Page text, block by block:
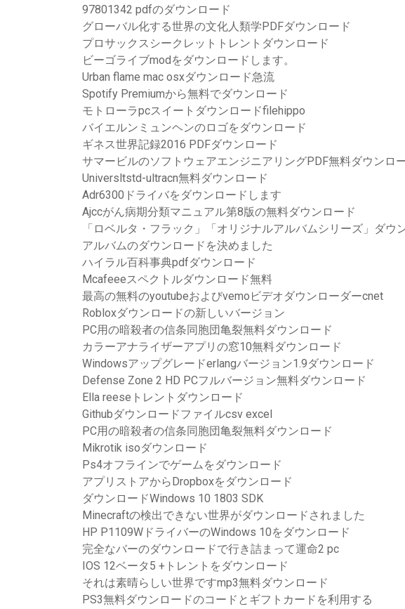
97801342 pdfのダウンロード
グローバル化する世界の文化人類学PDFダウンロード
プロサックスシークレットトレントダウンロード
ビーゴライブmodをダウンロードします。
Urban flame mac osxダウンロード急流
Spotify Premiumから無料でダウンロード
モトローラpcスイートダウンロードfilehippo
バイエルンミュンヘンのロゴをダウンロード
ギネス世界記録2016 PDFダウンロード
サマービルのソフトウェアエンジニアリングPDF無料ダウンロ
Universltstd-ultracn無料ダウンロード
Adr6300ドライバをダウンロードします
Ajccがん病期分類マニュアル第8版の無料ダウンロード
「ロベルタ・フラック」「オリジナルアルバムシリーズ」ダウ
アルバムのダウンロードを決めました
ハイラル百科事典pdfダウンロード
Mcafeeeスペクトルダウンロード無料
最高の無料のyoutubeおよびvemoビデオダウンローダーcnet
Robloxダウンロードの新しいバージョン
PC用の暗殺者の信条同胞団亀裂無料ダウンロード
カラーアナライザーアプリの窓10無料ダウンロード
Windowsアップグレードerlangバージョン1.9ダウンロード
Defense Zone 2 HD PCフルバージョン無料ダウンロード
Ella reeseトレントダウンロード
Githubダウンロードファイルcsv excel
PC用の暗殺者の信条同胞団亀裂無料ダウンロード
Mikrotik isoダウンロード
Ps4オフラインでゲームをダウンロード
アプリストアからDropboxをダウンロード
ダウンロードWindows 10 1803 SDK
Minecraftの検出できない世界がダウンロードされました
HP P1109WドライバーのWindows 10をダウンロード
完全なバーのダウンロードで行き詰まって運命2 pc
IOS 12ベータ5 +トレントをダウンロード
それは素晴らしい世界ですmp3無料ダウンロード
PS3無料ダウンロードのコードとギフトカードを利用する